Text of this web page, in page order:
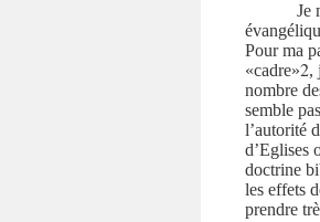
Je
Pour ma
«cadre»2,
nombre
semble
l’autorité
d’Eglises
doctrine
les effets
prendre